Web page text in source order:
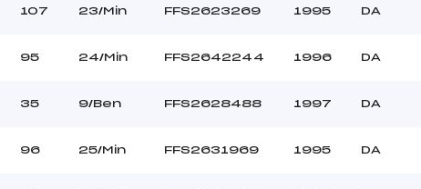
107 23/Min FFS2623269 1995 DA
95 24/Min FFS2642244 1996 DA
35 9/Ben FFS2628488 1997 DA
96 25/Min FFS2631969 1995 DA